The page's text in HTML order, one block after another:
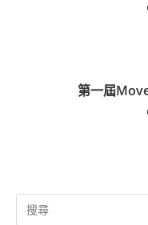
第一屆
Search
for: